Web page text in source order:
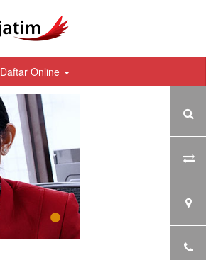
Daftar Online